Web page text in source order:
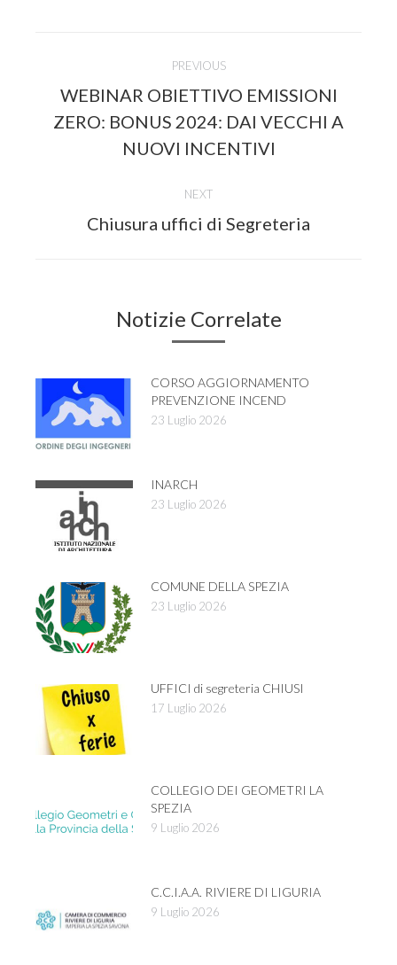
navigation
PREVIOUS
Previous
post:
WEBINAR OBIETTIVO EMISSIONI
ZERO: BONUS 2024: DAI VECCHI A
NUOVI INCENTIVI
NEXT
Next
post:
Chiusura uffici di Segreteria
Notizie Correlate
CORSO AGGIORNAMENTO
PREVENZIONE INCEND
23 Luglio 2026
INARCH
23 Luglio 2026
COMUNE DELLA SPEZIA
23 Luglio 2026
UFFICI di segreteria CHIUSI
17 Luglio 2026
COLLEGIO DEI GEOMETRI LA
SPEZIA
9 Luglio 2026
C.C.I.A.A. RIVIERE DI LIGURIA
9 Luglio 2026